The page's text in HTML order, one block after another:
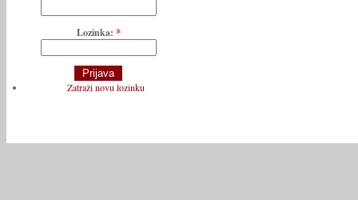
Lozinka: *
Zatraži novu lozinku